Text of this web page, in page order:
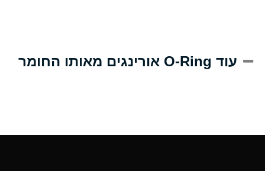
(Aqueous) עוד O-Ring אורינגים מאותו החומר